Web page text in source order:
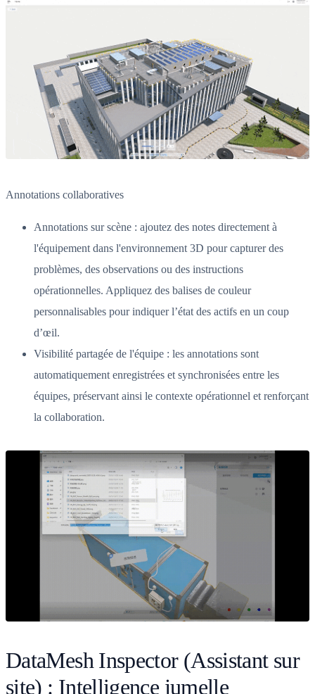
Annotations collaboratives
Annotations sur scène : ajoutez des notes directement à
l'équipement dans l'environnement 3D pour capturer des
problèmes, des observations ou des instructions
opérationnelles. Appliquez des balises de couleur
personnalisables pour indiquer l’état des actifs en un coup
d’œil.
Visibilité partagée de l'équipe : les annotations sont
automatiquement enregistrées et synchronisées entre les
équipes, préservant ainsi le contexte opérationnel et renforçant
la collaboration.
DataMesh Inspector (Assistant sur
site) : Intelligence jumelle